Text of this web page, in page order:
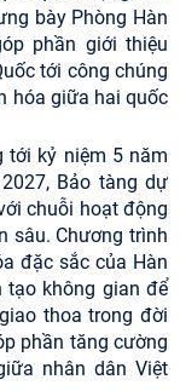
bày Phòng Hàn
phần giới thiệu
tới công chúng
hóa giữa hai quốc
tới kỷ niệm 5 năm
Bảo tàng dự
chuỗi hoạt động
sâu. Chương trình
đặc sắc của Hàn
tạo không gian để
thoa trong đời
phần tăng cường
nhân dân Việt